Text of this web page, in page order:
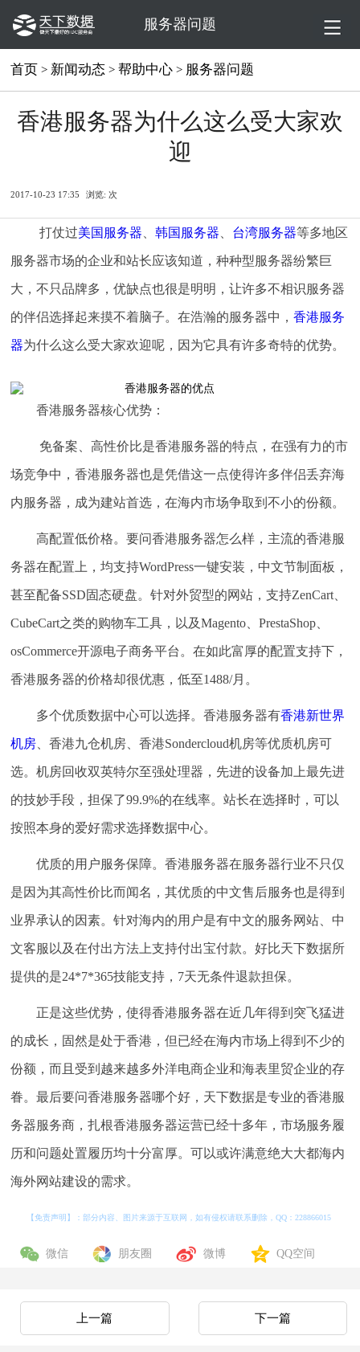
服务器问题
首页 > 新闻动态 >帮助中心 > 服务器问题
香港服务器为什么这么受大家欢
迎
2017-10-23 17:35 浏览: 次
打仗过美国服务器 、韩国服务器 台湾服务器等多地区
服务器市场的企业和站长应该知道，种种型服务器纷繁巨
大，不只品牌多，优缺点也很是明明，让许多不相识服务器
的伴侣选择起来摸不着脑子。在浩瀚的服务器中，香港服务
器为什么这么受大家欢迎呢，因为它具有许多奇特的优势。
香港服务器核心优势：
免备案、高性价比是香港服务器的特点，在强有力的市
场竞争中，香港服务器也是凭借这一点使得许多伴侣丢弃海
内服务器，成为建站首选，在海内市场争取到不小的份额。
高配置低价格。要问香港服务器怎么样，主流的香港服
务器在配置上，均支持WordPress一键安装，中文节制面板，
甚至配备SSD固态硬盘。针对外贸型的网站，支持ZenCart、
CubeCart之类的购物车工具，以及Magento、PrestaShop、
osCommerce开源电子商务平台。在如此富厚的配置支持下，
香港服务器的价格却很优惠，低至1488/月。
多个优质数据中心可以选择。香港服务器有香港新世界
机房 、香港九仓机房、香港Sondercloud机房等优质机房可
选。机房回收双英特尔至强处理器，先进的设备加上最先进
的技妙手段，担保了99.9%的在线率。站长在选择时，可以
按照本身的爱好需求选择数据中心。
优质的用户服务保障。香港服务器在服务器行业不只仅
是因为其高性价比而闻名，其优质的中文售后服务也是得到
业界承认的因素。针对海内的用户是有中文的服务网站、中
文客服以及在付出方法上支持付出宝付款。好比天下数据所
提供的是24*7*365技能支持，7天无条件退款担保。
正是这些优势，使得香港服务器在近几年得到突飞猛进
的成长，固然是处于香港，但已经在海内市场上得到不少的
份额，而且受到越来越多外洋电商企业和海表里贸企业的存
眷。最后要问香港服务器哪个好，天下数据是专业的香港服
务器服务商，扎根香港服务器运营已经十多年，市场服务履
历和问题处置履历均十分富厚。可以或许满意绝大大都海内
海外网站建设的需求。
【免责声明】：部分内容、图片来源于互联网，如有侵权请联系删除，QQ：228866015
微信 朋友圈 微博 QQ空间
下一篇
上一篇